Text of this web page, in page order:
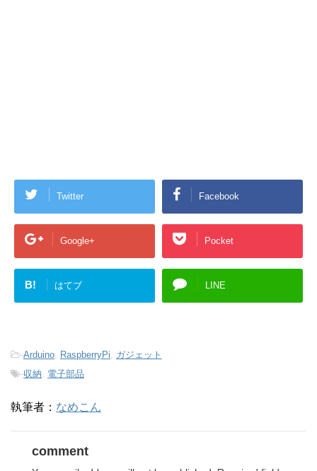
Twitter Facebook
Google+ Pocket
B! はてブ LINE
-Arduino RaspberryPi
ガジェット
-収納 電子部品
執筆者： なめこん
comment